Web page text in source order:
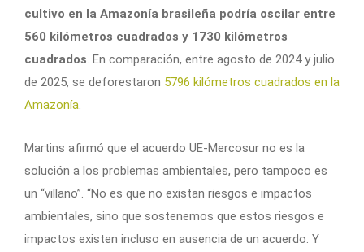
cultivo en la Amazonía brasileña podría oscilar entre
560 kilómetros cuadrados y 1730 kilómetros
cuadrados. En comparación, entre agosto de 2024 y julio
de 2025, se deforestaron 5796 kilómetros cuadrados en la
Amazonía.
Martins afirmó que el acuerdo UE-Mercosur no es la
solución a los problemas ambientales, pero tampoco es
un “villano”. “No es que no existan riesgos e impactos
ambientales, sino que sostenemos que estos riesgos e
impactos existen incluso en ausencia de un acuerdo. Y